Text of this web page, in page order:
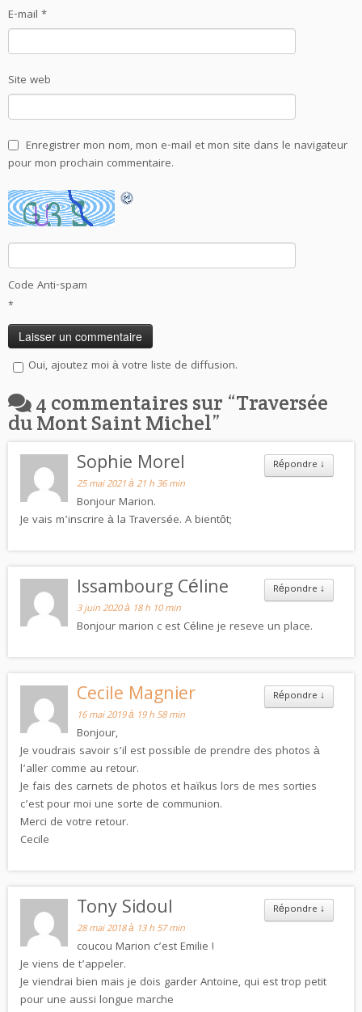
E-mail *
Site web
Enregistrer mon nom, mon e-mail et mon site dans le navigateur
pour mon prochain commentaire.
Code Anti-spam
*
Oui, ajoutez moi à votre liste de diffusion.
4 commentaires sur “Traversée
du Mont Saint Michel”
Répondre ↓
Sophie Morel
25 mai 2021 à 21 h 36 min
Bonjour Marion.
Je vais m’inscrire à la Traversée. A bientôt;
Répondre ↓
Issambourg Céline
3 juin 2020 à 18 h 10 min
Bonjour marion c est Céline je reseve un place.
Répondre ↓
Cecile Magnier
16 mai 2019 à 19 h 58 min
Bonjour,
Je voudrais savoir s’il est possible de prendre des photos à
l’aller comme au retour.
Je fais des carnets de photos et haïkus lors de mes sorties
c’est pour moi une sorte de communion.
Merci de votre retour.
Cecile
Répondre ↓
Tony Sidoul
28 mai 2018 à 13 h 57 min
coucou Marion c’est Emilie !
Je viens de t’appeler.
Je viendrai bien mais je dois garder Antoine, qui est trop petit
pour une aussi longue marche